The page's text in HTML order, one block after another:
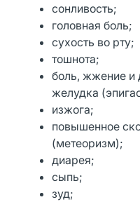
сонливость;
головная боль;
сухость во рту;
тошнота;
боль, жжение и
желудка
изжога;
повышенное
(метеоризм);
диарея;
сыпь;
зуд;